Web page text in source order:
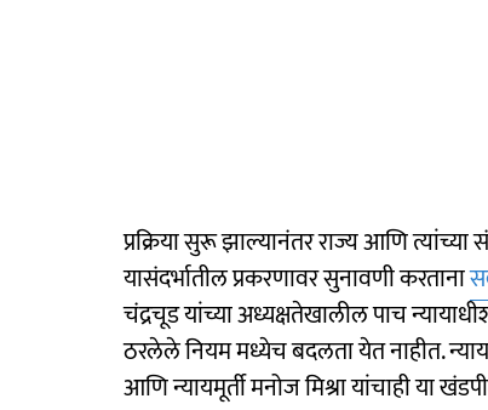
प्रक्रिया सुरू झाल्यानंतर राज्य आणि
यासंदर्भातील प्रकरणावर सुनावणी करताना
चंद्रचूड यांच्या अध्यक्षतेखालील पाच
ठरलेले नियम मध्येच बदलता येत नाहीत.
आणि न्यायमूर्ती मनोज मिश्रा यांचाही या